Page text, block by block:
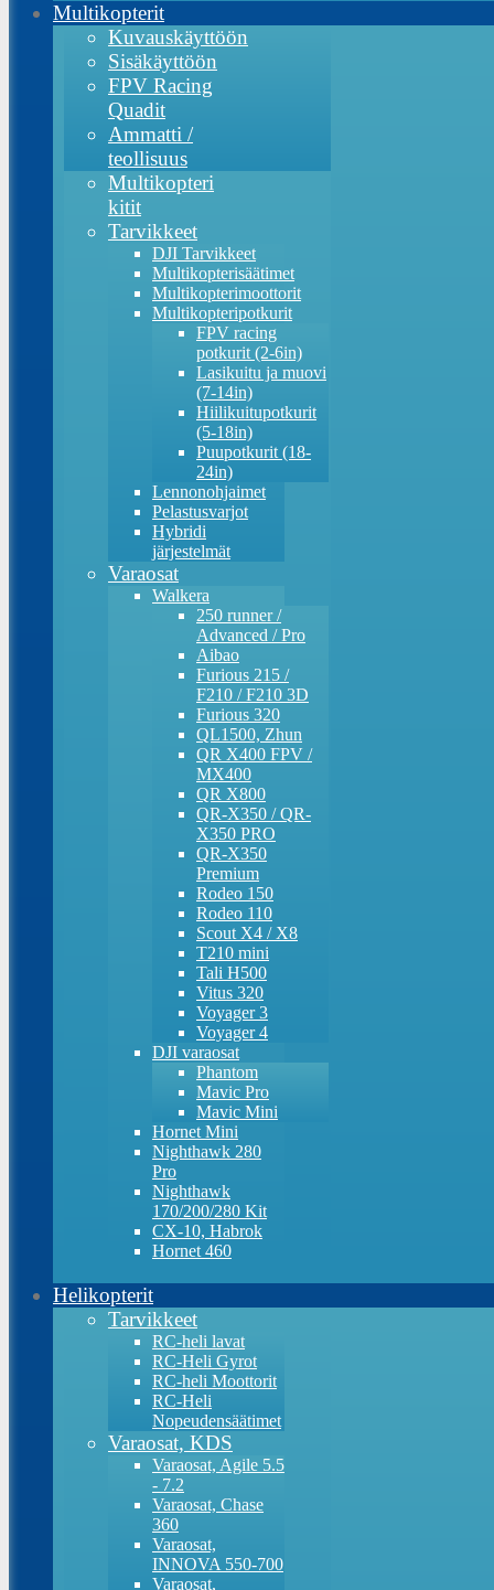
Multikopterit
Kuvauskäyttöön
Sisäkäyttöön
FPV Racing
Quadit
Ammatti /
teollisuus
Multikopteri
kitit
Tarvikkeet
DJI Tarvikkeet
Multikopterisäätimet
Multikopterimoottorit
Multikopteripotkurit
FPV racing
potkurit (2-6in)
Lasikuitu ja muovi
(7-14in)
Hiilikuitupotkurit
(5-18in)
Puupotkurit (18-
24in)
Lennonohjaimet
Pelastusvarjot
Hybridi
järjestelmät
Varaosat
Walkera
250 runner /
Advanced / Pro
Aibao
Furious 215 /
F210 / F210 3D
Furious 320
QL1500, Zhun
QR X400 FPV /
MX400
QR X800
QR-X350 / QR-
X350 PRO
QR-X350
Premium
Rodeo 150
Rodeo 110
Scout X4 / X8
T210 mini
Tali H500
Vitus 320
Voyager 3
Voyager 4
DJI varaosat
Phantom
Mavic Pro
Mavic Mini
Hornet Mini
Nighthawk 280
Pro
Nighthawk
170/200/280 Kit
CX-10, Habrok
Hornet 460
Helikopterit
Tarvikkeet
RC-heli lavat
RC-Heli Gyrot
RC-heli Moottorit
RC-Heli
Nopeudensäätimet
Varaosat, KDS
Varaosat, Agile 5.5
- 7.2
Varaosat, Chase
360
Varaosat,
INNOVA 550-700
Varaosat,